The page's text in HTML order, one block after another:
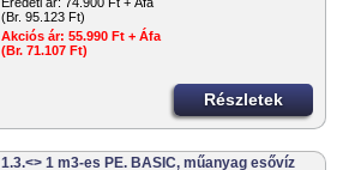
(Br. 95.123 Ft)
Akciós ár: 55.990 Ft + Áfa
(Br. 71.107 Ft)
Részletek
1.3.<> 1 m3-es PE. BASIC, műanyag esővíz